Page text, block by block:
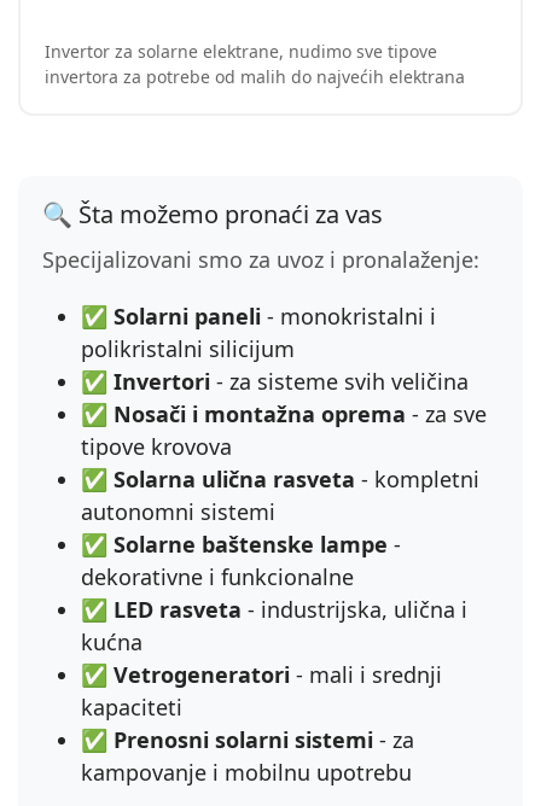
Invertor za solarne elektrane, nudimo sve tipove
invertora za potrebe od malih do najvećih elektrana
🔍 Šta možemo pronaći za vas
Specijalizovani smo za uvoz i pronalaženje:
✅ Solarni paneli - monokristalni i
polikristalni silicijum
✅ Invertori - za sisteme svih veličina
✅ Nosači i montažna oprema - za sve
tipove krovova
✅ Solarna ulična rasveta - kompletni
autonomni sistemi
✅ Solarne baštenske lampe -
dekorativne i funkcionalne
✅ LED rasveta - industrijska, ulična i
kućna
✅ Vetrogeneratori - mali i srednji
kapaciteti
✅ Prenosni solarni sistemi - za
kampovanje i mobilnu upotrebu